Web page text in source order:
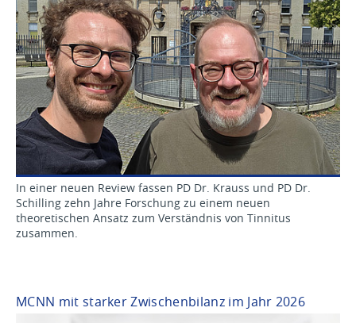
In einer neuen Review fassen PD Dr. Krauss und PD Dr.
Schilling zehn Jahre Forschung zu einem neuen
theoretischen Ansatz zum Verständnis von Tinnitus
zusammen.
MCNN mit starker Zwischenbilanz im Jahr 2026